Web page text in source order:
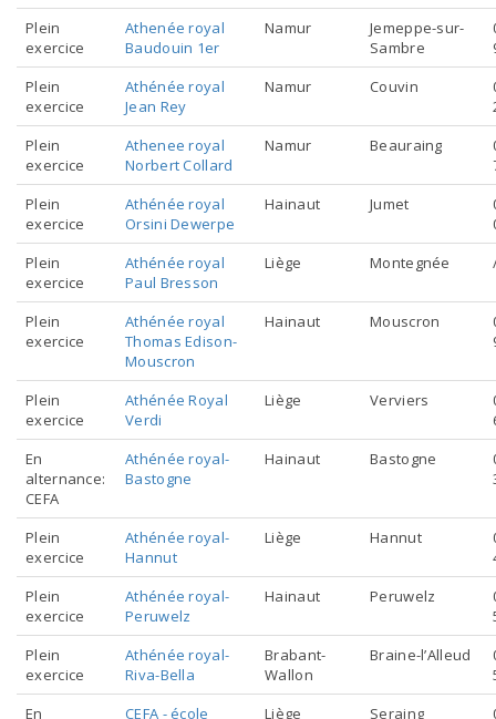
Agrément
Numéro d’INAMI pour
domicile
Reconnaissance des
Plein
exercice
Athenée royal
Baudouin 1er
Namur
Jemeppe-sur-
Sambre
Plein
exercice
Athénée royal
Jean Rey
Namur Couvin
Plein
exercice
Athenee royal
Norbert Collard
Namur Beauraing
Plein
exercice
Athénée royal
Orsini Dewerpe
Hainaut Jumet
Plein
exercice
Athénée royal
Paul Bresson
Liège Montegnée
Plein
exercice
Athénée royal
Thomas Edison-
Mouscron
Hainaut Mouscron
Plein
exercice
Athénée Royal
Verdi
Liège Verviers
En
alternance:
CEFA
Athénée royal-
Bastogne
Hainaut Bastogne
Plein
exercice
Athénée royal-
Hannut
Liège Hannut
Plein
exercice
Athénée royal-
Peruwelz
Hainaut Peruwelz
Plein
exercice
Athénée royal-
Riva-Bella
Brabant-
Wallon
Braine-l’Alleud
En
CEFA - école
Liège Seraing